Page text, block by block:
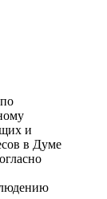
и
в Думе